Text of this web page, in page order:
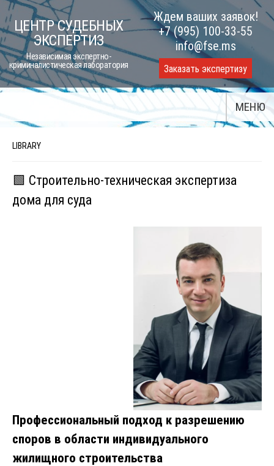
Skip
to
content
ЦЕНТР СУДЕБНЫХ
ЭКСПЕРТИЗ
Независимая экспертно-
криминалистическая лаборатория
Ждем ваших заявок!
+7 (995) 100-33-55
info@fse.ms
Заказать экспертизу
МЕНЮ
LIBRARY
🟩 Строительно-техническая экспертиза
дома для суда
Профессиональный подход к разрешению
споров в области индивидуального
жилищного строительства